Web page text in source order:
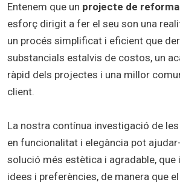
Entenem que un projecte de reforma
esforç dirigit a fer el seu son una
un procés simplificat i eficient que
substancials estalvis de costos, un
ràpid dels projectes i una millor
client.
La nostra contínua investigació de
en funcionalitat i elegància pot
solució més estètica i agradable, que
idees i preferències, de manera que